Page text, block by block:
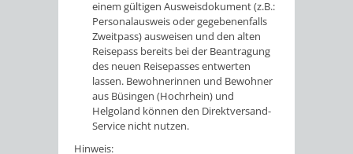
einem gültigen Ausweisdokument (z.B.:
Personalausweis oder gegebenenfalls
Zweitpass) ausweisen und den alten
Reisepass bereits bei der Beantragung
des neuen Reisepasses entwerten
lassen. Bewohnerinnen und Bewohner
aus Büsingen (Hochrhein) und
Helgoland können den Direktversand-
Service nicht nutzen.
Hinweis: